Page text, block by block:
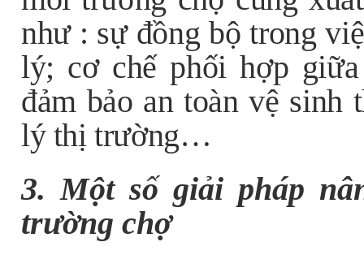
như : sự đồng bộ trong
lý; cơ chế phối hợp
đảm bảo an toàn vệ sinh
lý thị trường…
3. Một số giải pháp
trường chợ